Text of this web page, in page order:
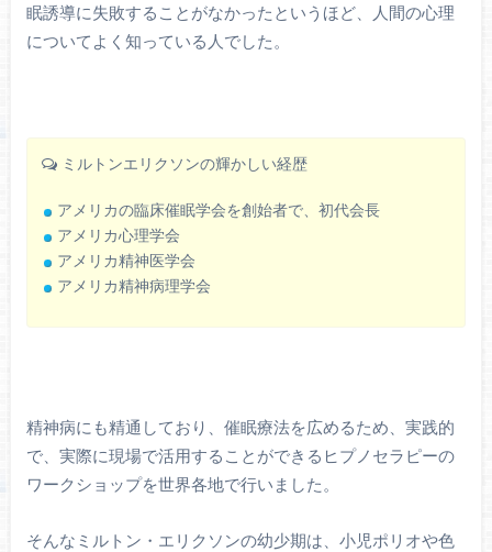
眠誘導に失敗することがなかったというほど、人間の心理
についてよく知っている人でした。
ミルトンエリクソンの輝かしい経歴
アメリカの臨床催眠学会を創始者で、初代会長
アメリカ心理学会
アメリカ精神医学会
アメリカ精神病理学会
精神病にも精通しており、催眠療法を広めるため、実践的
で、実際に現場で活用することができるヒプノセラピーの
ワークショップを世界各地で行いました。
そんなミルトン・エリクソンの幼少期は、小児ポリオや色